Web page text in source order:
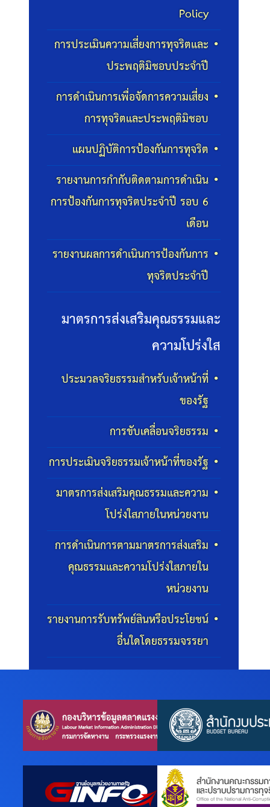
Policy
การประเมินความเสี่ยงการทุจริตและ
ประพฤติมิชอบประจำปี
การดำเนินการเพื่อจัดการความเสี่ยง
การทุจริตและประพฤติมิชอบ
แผนปฏิบัติการป้องกันการทุจริต
รายงานการกำกับติดตามการดำเนิน
การป้องกันการทุจริตประจำปี รอบ 6
เดือน
รายงานผลการดำเนินการป้องกันการ
ทุจริตประจำปี
มาตรการส่งเสริมคุณธรรมและ
ความโปร่งใส
ประมวลจริยธรรมสำหรับเจ้าหน้าที่
ของรัฐ
การขับเคลื่อนจริยธรรม
การประเมินจริยธรรมเจ้าหน้าที่ของรัฐ
มาตรการส่งเสริมคุณธรรมและความ
โปร่งใสภายในหน่วยงาน
การดำเนินการตามมาตรการส่งเสริม
คุณธรรมและความโปร่งใสภายใน
หน่วยงาน
รายงานการรับทรัพย์สินหรือประโยชน์
อื่นใดโดยธรรมจรรยา